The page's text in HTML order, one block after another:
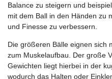
Balance zu steigern und
mit dem Ball in den Händen zu
und Finesse zu verbessern.
Die größeren Bälle eignen sich
zum Muskelaufbau. Der große
Gewichten liegt hierbei in der
wodurch das Halten oder